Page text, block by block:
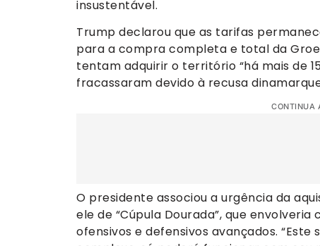
insustentável.
Trump declarou que as tarifas
para a compra completa e total da
tentam adquirir o território “há mais de
fracassaram devido à recusa
CONTINUA
O presidente associou a urgência da
ele de “Cúpula Dourada”, que
ofensivos e defensivos avançados.